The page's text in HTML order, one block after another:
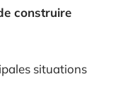
construire
situations